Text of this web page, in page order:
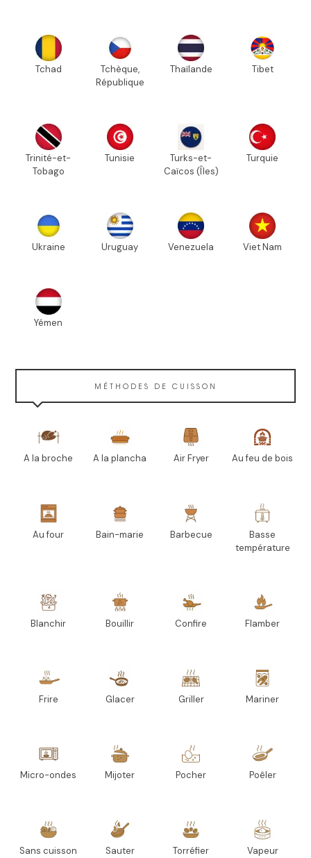
Tchad
Tchèque,
République
Thaïlande Tibet
Trinité-et-
Tobago
Tunisie
Turks-et-
Caïcos (Îles)
Turquie
Ukraine Uruguay Venezuela Viet Nam
Yémen
MÉTHODES DE CUISSON
A la broche A la plancha Air Fryer Au feu de bois
Au four Bain-marie Barbecue
Basse
température
Blanchir Bouillir Confire Flamber
Frire Glacer Griller Mariner
Micro-ondes Mijoter Pocher Poêler
Sans cuisson Sauter Torréfier Vapeur